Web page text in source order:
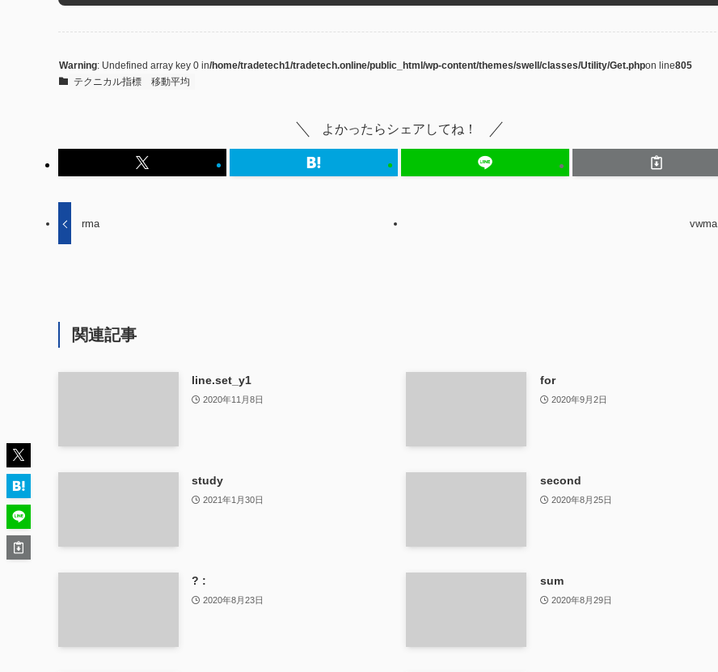
Warning: Undefined array key 0 in/home/tradetech1/tradetech.online/public_html/wp-content/themes/swell/classes/Utility/Get.phpon line805
テクニカル指標
移動平均
よかったらシェアしてね！
rma vwma
関連記事
line.set_y1
2020年11月8日
for
2020年9月2日
study
2021年1月30日
second
2020年8月25日
? :
2020年8月23日
sum
2020年8月29日